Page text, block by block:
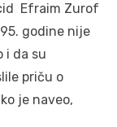
Efraim Zurof
godine nije
i da su
priču o
je naveo,